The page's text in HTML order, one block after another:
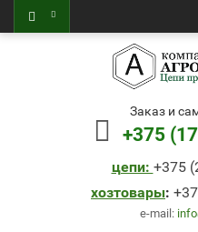
Заказ и
+375
цепи: +375
хозтовары: +
e-mail: